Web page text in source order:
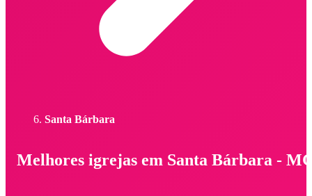
Santa Bárbara
Melhores igrejas em Santa Bárbara -